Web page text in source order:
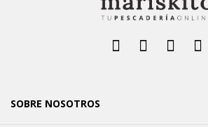
SOBRE NOSOTROS